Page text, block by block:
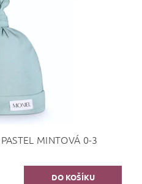
MINTOVÁ 0-3